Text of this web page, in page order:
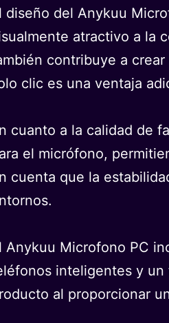
diseño del Anykuu
atractivo a la
contribuye a
clic es una ventaja
cuanto a la calidad de
el micrófono,
cuenta que la
Anykuu Microfono PC
inteligentes y un
al proporcionar